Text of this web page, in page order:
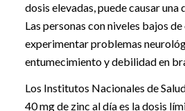
dosis elevadas, puede causar
Las personas con niveles bajos
experimentar problemas
entumecimiento y debilidad en
Los Institutos Nacionales de
40 mg de zinc al día es la dosis